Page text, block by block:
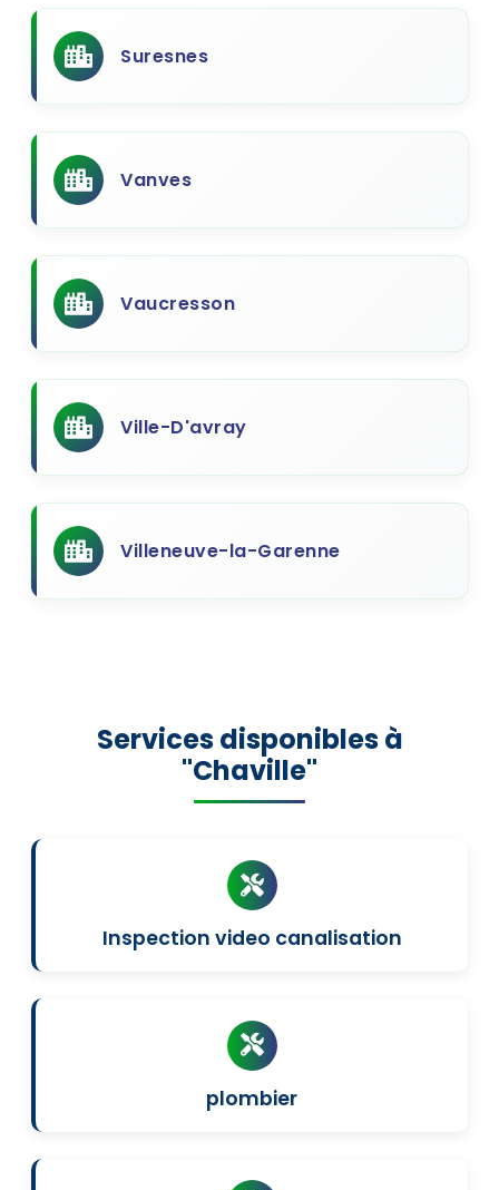
Suresnes
Vanves
Vaucresson
Ville-D'avray
Villeneuve-la-Garenne
Services disponibles à
"Chaville"
Inspection video canalisation
plombier